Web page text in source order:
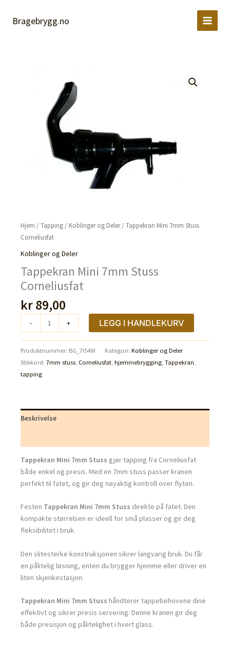
Bragebrygg.no
Hjem /Tapping/ Koblinger og Deler/ Tappekran Mini 7mm Stuss
Corneliusfat
Koblinger og Deler
Tappekran Mini 7mm Stuss
Corneliusfat
kr89,00
-
Tappekran
Mini
7mm
Stuss
Corneliusfat
antall
+ LEGG I HANDLEKURV
Produktnummer: BG_7I54W Kategori: Koblinger og Deler
Stikkord: 7mm stuss Corneliusfat hjemmebrygging Tappekran
tapping
Beskrivelse
Tappekran Mini 7mm Stuss gjør tapping fra Corneliusfat
både enkel og presis. Med en 7mm stuss passer kranen
perfekt til fatet, og gir deg nøyaktig kontroll over flyten.
Festen Tappekran Mini 7mm Stuss direkte på fatet. Den
kompakte størrelsen er ideell for små plasser og gir deg
fleksibilitet i bruk.
Den slitesterke konstruksjonen sikrer langvarig bruk. Du får
en pålitelig løsning, enten du brygger hjemme eller driver en
liten skjenkestasjon.
Tappekran Mini 7mm Stuss håndterer tappebehovene dine
effektivt og sikrer presis servering. Denne kranen gir deg
både presisjon og pålitelighet i hvert glass.
Stuss
Corneliusfat